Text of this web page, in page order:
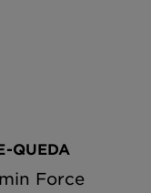
QUEDA
Force